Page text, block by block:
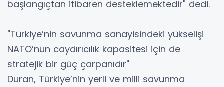
başlangıçtan itibaren desteklemektedir" dedi.
"Türkiye’nin savunma sanayisindeki yükselişi
NATO’nun caydırıcılık kapasitesi için de
stratejik bir güç çarpanıdır"
Duran, Türkiye’nin yerli ve milli savunma